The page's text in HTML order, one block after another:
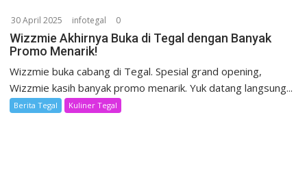
30 April 2025 infotegal 0
Wizzmie Akhirnya Buka di Tegal dengan Banyak
Promo Menarik!
Wizzmie buka cabang di Tegal. Spesial grand opening,
Wizzmie kasih banyak promo menarik. Yuk datang langsung...
Berita Tegal Kuliner Tegal